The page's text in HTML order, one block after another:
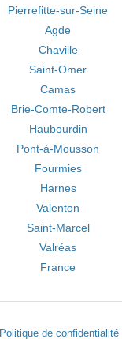
Pierrefitte-sur-Seine
Agde
Chaville
Saint-Omer
Camas
Brie-Comte-Robert
Haubourdin
Pont-à-Mousson
Fourmies
Harnes
Valenton
Saint-Marcel
Valréas
France
Politique de confidentialité|